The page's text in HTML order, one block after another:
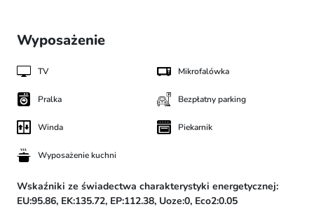
Wyposażenie
TV Mikrofalówka
Pralka Bezpłatny parking
Winda Piekarnik
Wyposażenie kuchni
Wskaźniki ze świadectwa charakterystyki energetycznej:
EU:95.86, EK:135.72, EP:112.38, Uoze:0, Eco2:0.05